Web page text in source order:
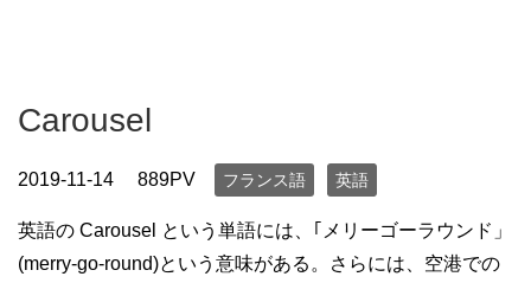
Carousel
2019-11-14 889PV フランス語 英語
英語の Carousel という単語には、｢メリーゴーラウンド」
(merry-go-round)という意味がある。さらには、空港での